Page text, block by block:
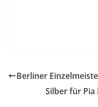
Berliner
Silber für